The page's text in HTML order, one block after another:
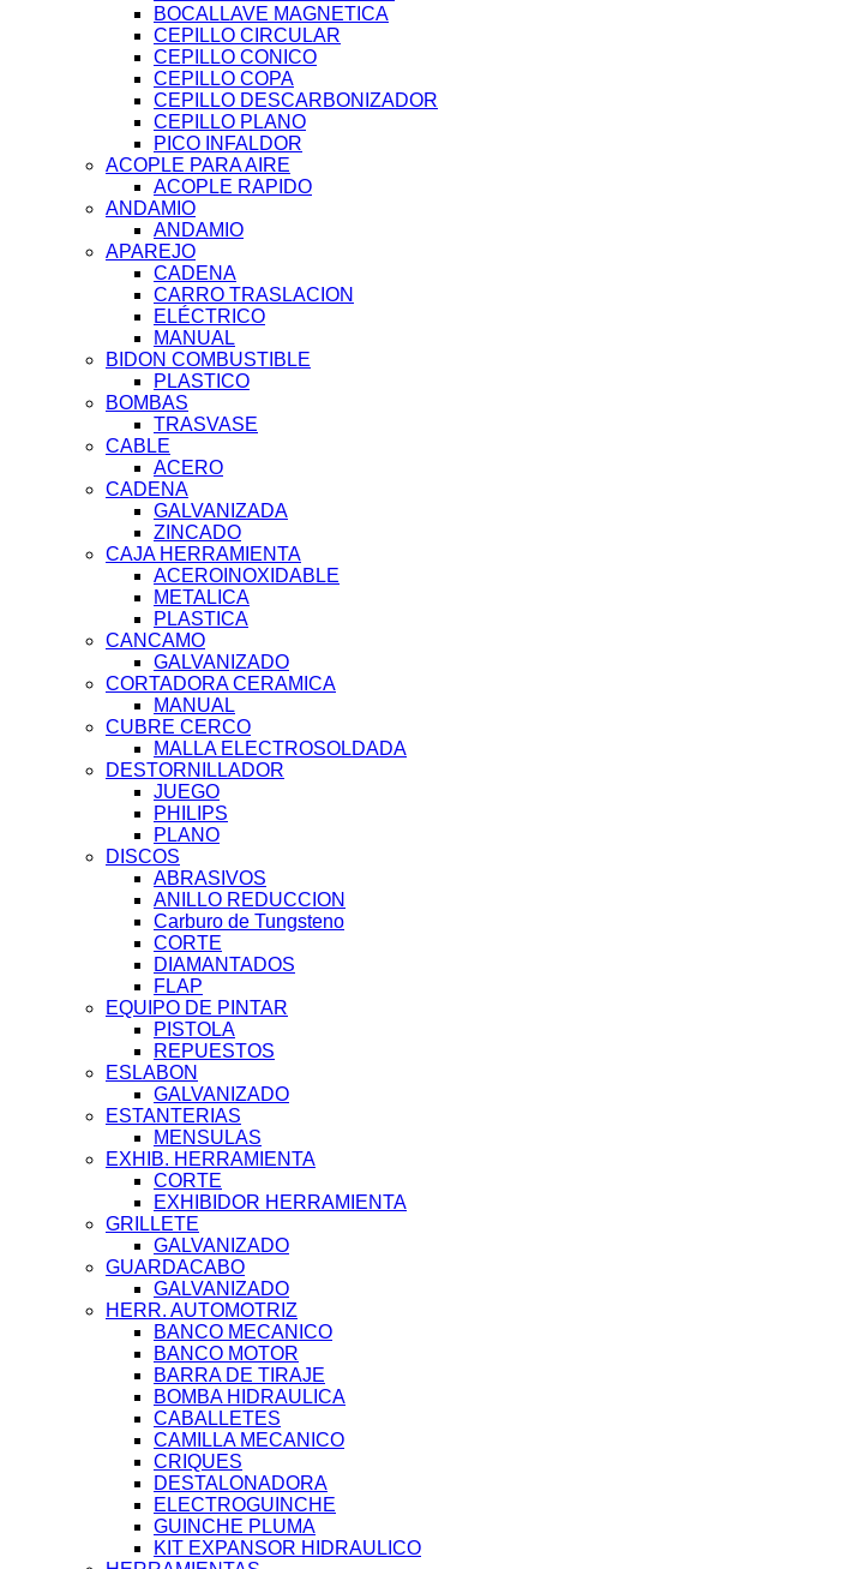
BOCALLAVE MAGNETICA
CEPILLO CIRCULAR
CEPILLO CONICO
CEPILLO COPA
CEPILLO DESCARBONIZADOR
CEPILLO PLANO
PICO INFALDOR
ACOPLE PARA AIRE
ACOPLE RAPIDO
ANDAMIO
ANDAMIO
APAREJO
CADENA
CARRO TRASLACION
ELÉCTRICO
MANUAL
BIDON COMBUSTIBLE
PLASTICO
BOMBAS
TRASVASE
CABLE
ACERO
CADENA
GALVANIZADA
ZINCADO
CAJA HERRAMIENTA
ACEROINOXIDABLE
METALICA
PLASTICA
CANCAMO
GALVANIZADO
CORTADORA CERAMICA
MANUAL
CUBRE CERCO
MALLA ELECTROSOLDADA
DESTORNILLADOR
JUEGO
PHILIPS
PLANO
DISCOS
ABRASIVOS
ANILLO REDUCCION
Carburo de Tungsteno
CORTE
DIAMANTADOS
FLAP
EQUIPO DE PINTAR
PISTOLA
REPUESTOS
ESLABON
GALVANIZADO
ESTANTERIAS
MENSULAS
EXHIB. HERRAMIENTA
CORTE
EXHIBIDOR HERRAMIENTA
GRILLETE
GALVANIZADO
GUARDACABO
GALVANIZADO
HERR. AUTOMOTRIZ
BANCO MECANICO
BANCO MOTOR
BARRA DE TIRAJE
BOMBA HIDRAULICA
CABALLETES
CAMILLA MECANICO
CRIQUES
DESTALONADORA
ELECTROGUINCHE
GUINCHE PLUMA
KIT EXPANSOR HIDRAULICO